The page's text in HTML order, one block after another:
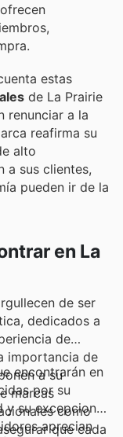
estas
de La Prairie
renunciar a la
reafirma su
alto
a sus clientes,
pueden ir de la
en La
de ser
dedicados a
de
importancia de
a su
marcas
como
que cada
encontrarán en
por su
y su excepcional
aprecian